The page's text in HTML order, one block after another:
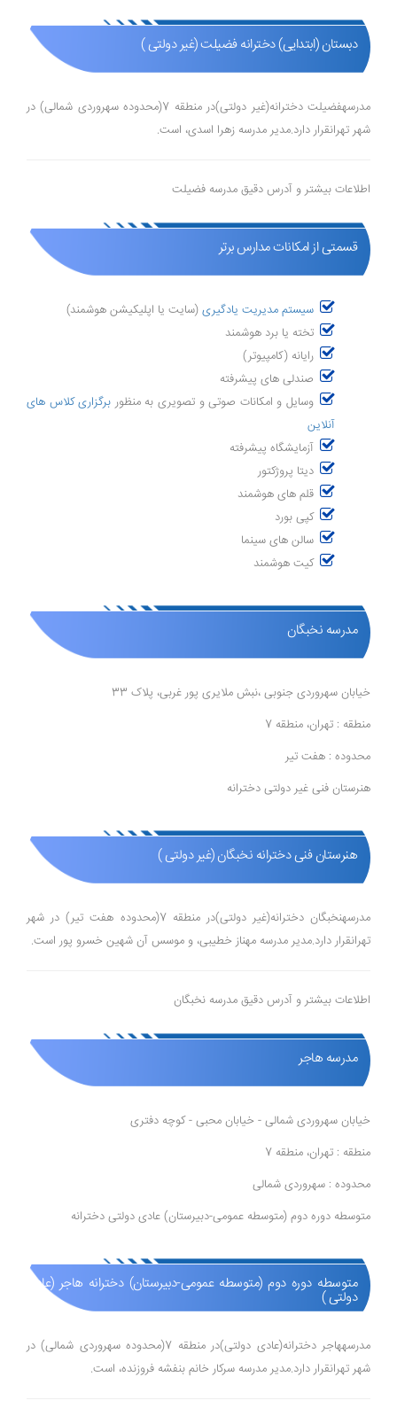
دبستان (ابتدایی) دخترانه فضیلت (غیر دولتی )
مدرسهفضیلت دخترانه(غیر دولتی)در منطقه 7(محدوده سهروردی شمالی) در
شهر تهرانقرار دارد.مدیر مدرسه زهرا اسدی، است.
اطلاعات بیشتر و آدرس دقیق مدرسه فضیلت
قسمتی از امکانات مدارس برتر
سیستم مدیریت یادگیری (سایت یا اپلیکیشن هوشمند)
تخته یا برد هوشمند
رایانه (کامپیوتر)
صندلی های پیشرفته
وسایل و امکانات صوتی و تصویری به منظور برگزاری کلاس های
آنلاین
آزمایشگاه پیشرفته
دیتا پروژکتور
قلم های هوشمند
کپی بورد
سالن های سینما
کیت هوشمند
مدرسه نخبگان
خیابان سهروردی جنوبی ،نبش ملایری پور غربی، پلاک 33
منطقه : تهران، منطقه 7
محدوده : هفت تیر
هنرستان فنی غیر دولتی دخترانه
هنرستان فنی دخترانه نخبگان (غیر دولتی )
مدرسهنخبگان دخترانه(غیر دولتی)در منطقه 7(محدوده هفت تیر) در شهر
تهرانقرار دارد.مدیر مدرسه مهناز خطیبی، و موسس آن شهین خسرو پور است.
اطلاعات بیشتر و آدرس دقیق مدرسه نخبگان
مدرسه هاجر
خیابان سهروردی شمالی - خیابان محبی - کوچه دفتری
منطقه : تهران، منطقه 7
محدوده : سهروردی شمالی
متوسطه دوره دوم (متوسطه عمومی-دبیرستان) عادی دولتی دخترانه
متوسطه دوره دوم (متوسطه عمومی-دبیرستان) دخترانه هاجر (عادی
دولتی )
مدرسههاجر دخترانه(عادی دولتی)در منطقه 7(محدوده سهروردی شمالی) در
شهر تهرانقرار دارد.مدیر مدرسه سرکار خانم بنفشه فروزنده، است.